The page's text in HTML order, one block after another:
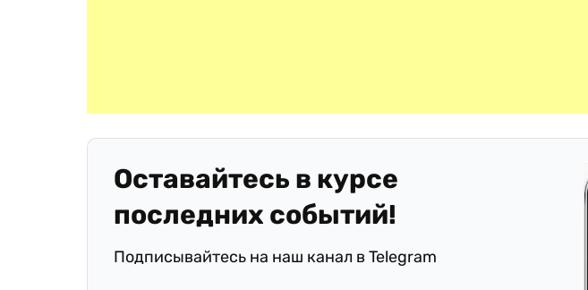
Оставайтесь в курсе
последних событий!
Подписывайтесь на наш канал в Telegram